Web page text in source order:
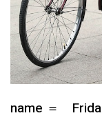
name ＝